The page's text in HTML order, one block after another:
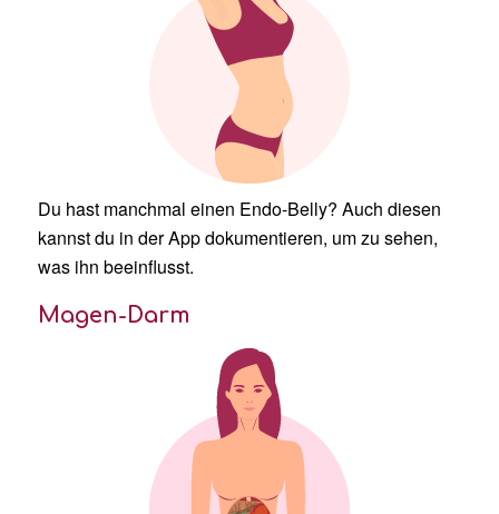
Du hast manchmal einen Endo-Belly? Auch diesen
kannst du in der App dokumentieren, um zu sehen,
was ihn beeinflusst.
Magen-Darm